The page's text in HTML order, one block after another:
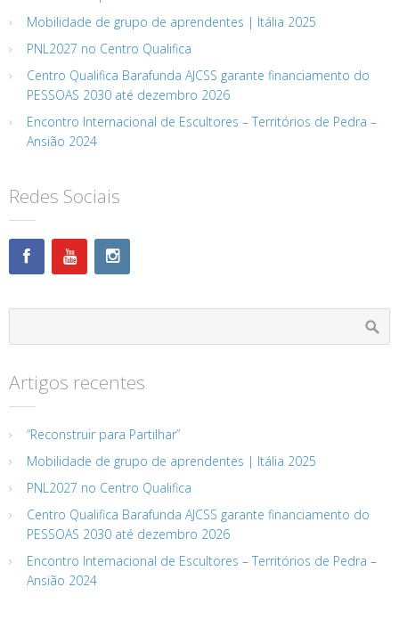
Mobilidade de grupo de aprendentes | Itália 2025
PNL2027 no Centro Qualifica
Centro Qualifica Barafunda AJCSS garante financiamento do
PESSOAS 2030 até dezembro 2026
Encontro Internacional de Escultores – Territórios de Pedra –
Ansião 2024
Redes Sociais
Artigos recentes
“Reconstruir para Partilhar”
Mobilidade de grupo de aprendentes | Itália 2025
PNL2027 no Centro Qualifica
Centro Qualifica Barafunda AJCSS garante financiamento do
PESSOAS 2030 até dezembro 2026
Encontro Internacional de Escultores – Territórios de Pedra –
Ansião 2024